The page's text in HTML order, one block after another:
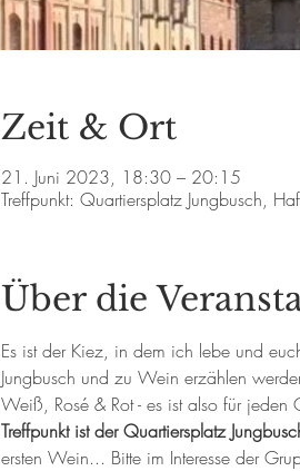
Zeit & Ort
21. Juni 2023, 18:30 – 20:15
Treffpunkt: Quartiersplatz Jungbusch,
Über die
Es ist der Kiez, in dem ich lebe und
Jungbusch und zu Wein erzählen
Weiß, Rosé & Rot - es ist also für
Treffpunkt ist der Quartiersplatz
ersten Wein... Bitte im Interesse der